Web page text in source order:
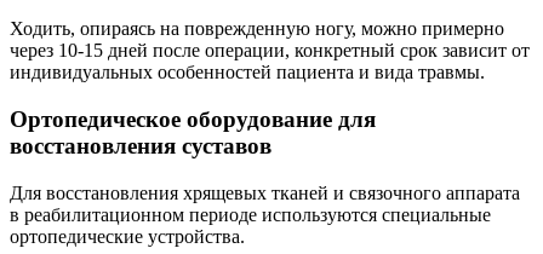
Ходить, опираясь на поврежденную ногу, можно примерно
через 10-15 дней после операции, конкретный срок зависит от
индивидуальных особенностей пациента и вида травмы.
Ортопедическое оборудование для
восстановления суставов
Для восстановления хрящевых тканей и связочного аппарата
в реабилитационном периоде используются специальные
ортопедические устройства.